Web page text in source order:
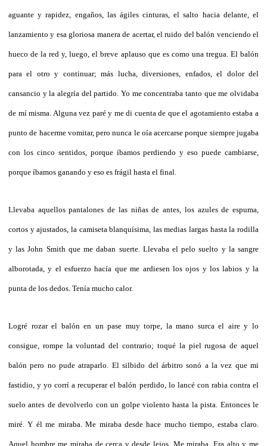
aguante y rapidez, engaños, las ágiles cinturas, el salto hacia delante, el
lanzamiento y esa gloriosa manera de acertar, el ruido del balón venciendo el
hueco de la red y, luego, el breve aplauso que es como una tregua. El balón
para el otro y continuar; más lucha, diversiones, enfados, el dolor del
cansancio y la alegría del partido. Yo me concentraba tanto que me olvidaba
de mí misma. Alguna vez paré y me di cuenta de que el agotamiento estaba a
punto de hacerme vomitar, pero nunca le oía acercarse porque siempre jugaba
con los cinco sentidos, porque íbamos perdiendo y eso puede cambiarse,
porque íbamos ganando y eso es frágil hasta el final.
Llevaba aquellos pantalones de las niñas de antes, los azules de espuma,
cortos y ajustados, la camiseta blanquísima, las medias largas hasta la rodilla
y las John Smith que me daban suerte. Llevaba el pelo suelto y la sangre
alborotada, y el esfuerzo hacía que me ardiesen los ojos y los labios y la
punta de los dedos. Tenía mucho calor.
Logré rozar el balón en un pase muy torpe, la mano surca el aire y lo
consigue, rompe la voluntad del contrario; toqué la piel rugosa de aquel
balón pero no pude atraparlo. El silbido del árbitro sonó a la vez que mi
fastidio, y yo corrí a recuperar el balón perdido, lo lancé con rabia contra el
suelo antes de devolverlo con un golpe violento hasta la pista. Entonces le
miré. Y él me miraba. Me miraba desde hace mucho tiempo, estaba claro.
Aquel hombre me miraba de cerca y desde lejos. Me miraba. Era alto y me